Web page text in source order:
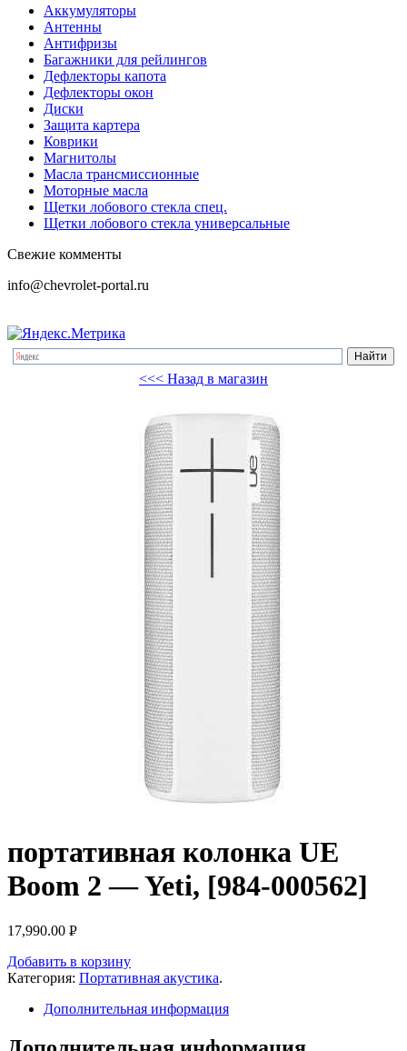
Аккумуляторы
Антенны
Антифризы
Багажники для рейлингов
Дефлекторы капота
Дефлекторы окон
Диски
Защита картера
Коврики
Магнитолы
Масла трансмиссионные
Моторные масла
Щетки лобового стекла спец.
Щетки лобового стекла универсальные
Свежие комменты
info@chevrolet-portal.ru
<<< Назад в магазин
портативная колонка UE
Boom 2 — Yeti, [984-000562]
17,990.00 Р
Добавить в корзину
Категория: Портативная акустика.
Дополнительная информация